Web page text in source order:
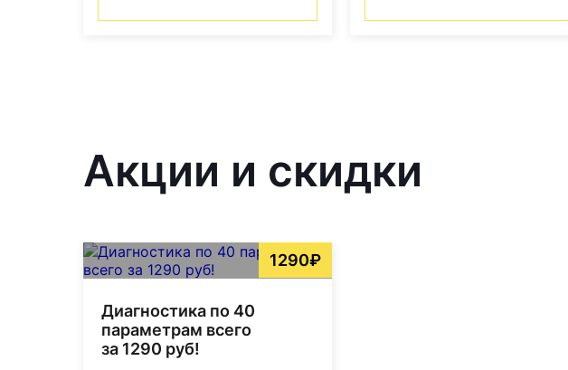
Акции и скидки
1290₽
Диагностика по 40
параметрам всего
за 1290 руб!